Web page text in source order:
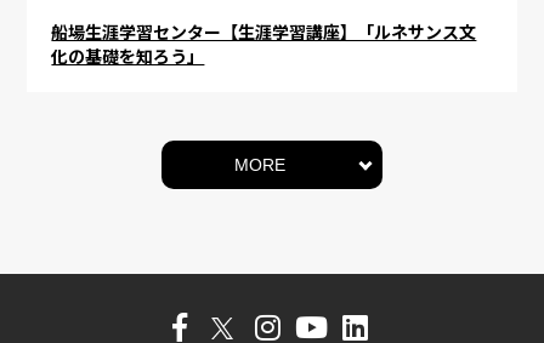
船場生涯学習センター【生涯学習講座】「ルネサンス文
化の基礎を知ろう」
MORE